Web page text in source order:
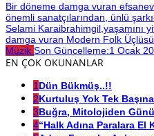
Bir döneme damga vuran
önemli sanatçılarından, ünlü
Selami Karaibrahimgil,yaşamını
damga vuran Modern Folk
Müzik Son Güncelleme:1 Ocak
EN ÇOK OKUNANLAR
1Dün Bükmüş..!!
2Kurtuluş Yok Tek Başına
3Buğra, Mitolojiden
4“Halk Adına Paralara El